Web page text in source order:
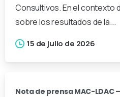
Consultivos. En el contexto
sobre los resultados de la...
15 de julio de 2026
Nota de prensa MAC-LDAC